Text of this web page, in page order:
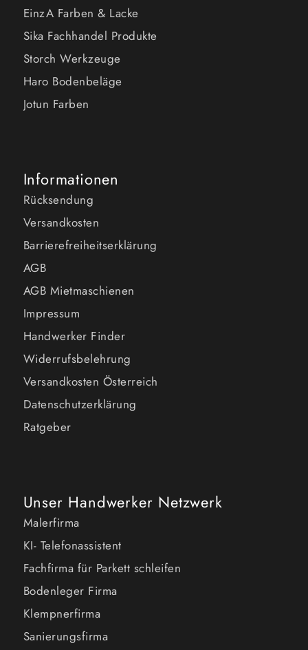
EinzA Farben & Lacke
Sika Fachhandel Produkte
Storch Werkzeuge
Haro Bodenbeläge
Jotun Farben
Informationen
Rücksendung
Versandkosten
Barrierefreiheitserklärung
AGB
AGB Mietmaschienen
Impressum
Handwerker Finder
Widerrufsbelehrung
Versandkosten Österreich
Datenschutzerklärung
Ratgeber
Unser Handwerker Netzwerk
Malerfirma
KI- Telefonassistent
Fachfirma für Parkett schleifen
Bodenleger Firma
Klempnerfirma
Sanierungsfirma